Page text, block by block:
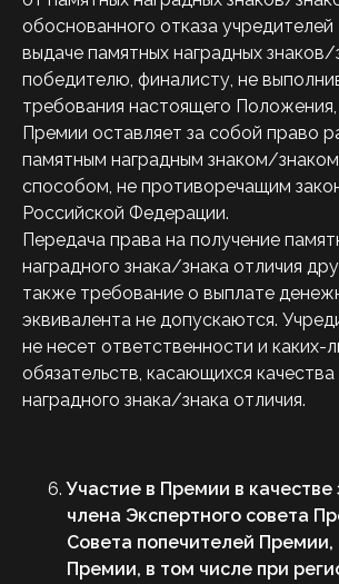
обоснованного отказа
выдаче памятных наградных знаков/
победителю, финалисту, не
требования настоящего
Премии оставляет за собой право
памятным наградным знаком/
способом, не противоречащим
Российской Федерации.
Передача права на получение
наградного знака/знака отличия
также требование о выплате
эквивалента не допускаются.
не несет ответственности и каких-
обязательств, касающихся
наградного знака/знака отличия.
Участие в Премии в качестве
члена Экспертного совета
Совета попечителей
Премии, в том числе при